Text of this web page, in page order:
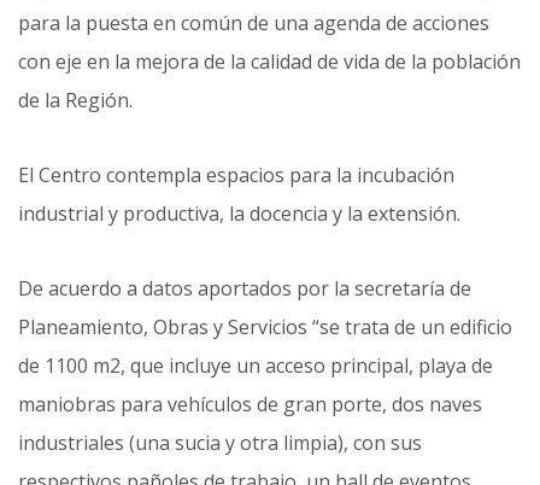
para la puesta en común de una agenda de acciones
con eje en la mejora de la calidad de vida de la población
de la Región.
El Centro contempla espacios para la incubación
industrial y productiva, la docencia y la extensión.
De acuerdo a datos aportados por la secretaría de
Planeamiento, Obras y Servicios “se trata de un edificio
de 1100 m2, que incluye un acceso principal, playa de
maniobras para vehículos de gran porte, dos naves
industriales (una sucia y otra limpia), con sus